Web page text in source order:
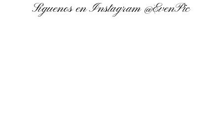
Síguenos en Instagram@EvenPic